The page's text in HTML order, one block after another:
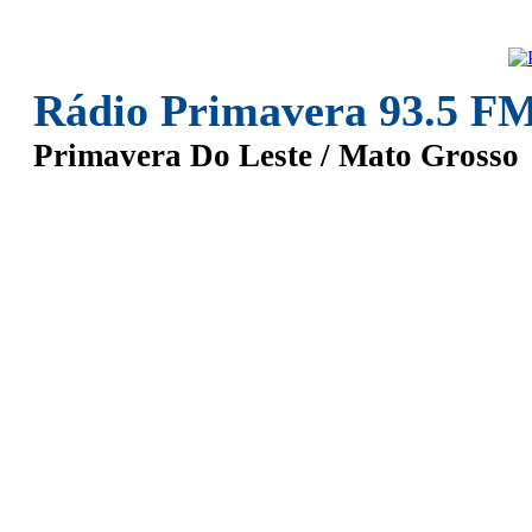
Rádio Primavera 93.5
Primavera Do Leste / Mato Grosso